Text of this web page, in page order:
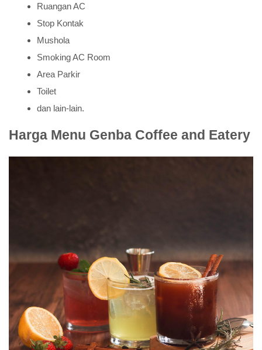
Ruangan AC
Stop Kontak
Mushola
Smoking AC Room
Area Parkir
Toilet
dan lain-lain.
Harga Menu Genba Coffee and Eatery